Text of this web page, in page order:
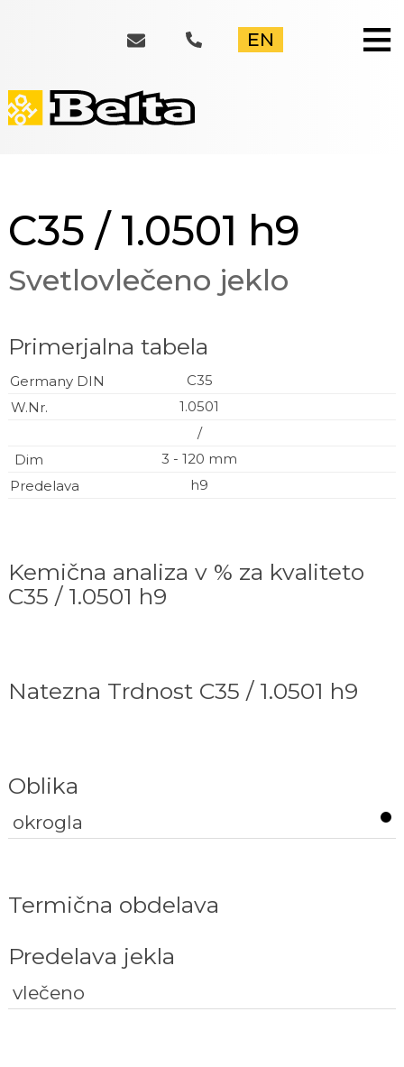
≡
EN
C35 / 1.0501 h9
Svetlovlečeno jeklo
Primerjalna tabela
C35
1.0501
/
3 - 120 mm
h9
Kemična analiza v % za kvaliteto
C35 / 1.0501 h9
Natezna Trdnost C35 / 1.0501 h9
Oblika
okrogla
Termična obdelava
Predelava jekla
vlečeno